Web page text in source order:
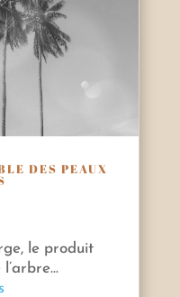
DES PEAUX
le produit